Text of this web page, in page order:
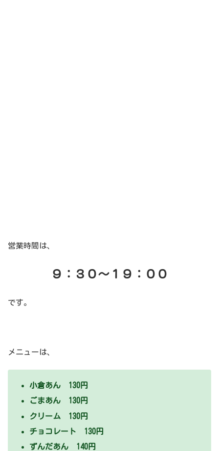
営業時間は、
９：３０～１９：００
です。
メニューは、
小倉あん 130円
ごまあん 130円
クリーム 130円
チョコレート 130円
ずんだあん 140円